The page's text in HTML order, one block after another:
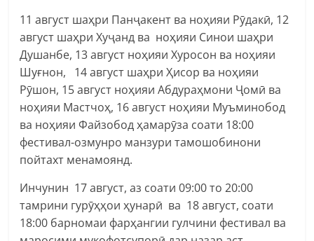
11 август шаҳри Панҷакент ва ноҳияи Рӯдакӣ, 12
август шаҳри Хуҷанд ва ноҳияи Синои шаҳри
Душанбе, 13 август ноҳияи Хуросон ва ноҳияи
Шуғнон, 14 август шаҳри Ҳисор ва ноҳияи
Рӯшон, 15 август ноҳияи Абдураҳмони Ҷомӣ ва
ноҳияи Мастчоҳ, 16 август ноҳияи Муъминобод
ва ноҳияи Файзобод ҳамарӯза соати 18:00
фестивал-озмунро манзури тамошобинони
пойтахт менамоянд.
Инчунин 17 август, аз соати 09:00 то 20:00
тамрини гурӯҳҳои ҳунарӣ ва 18 август, соати
18:00 барномаи фарҳангии гулчини фестивал ва